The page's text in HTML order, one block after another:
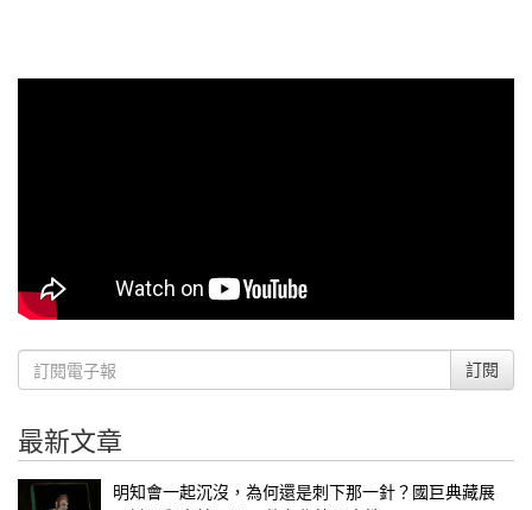
訂閱
最新文章
明知會一起沉沒，為何還是刺下那一針？國巨典藏展